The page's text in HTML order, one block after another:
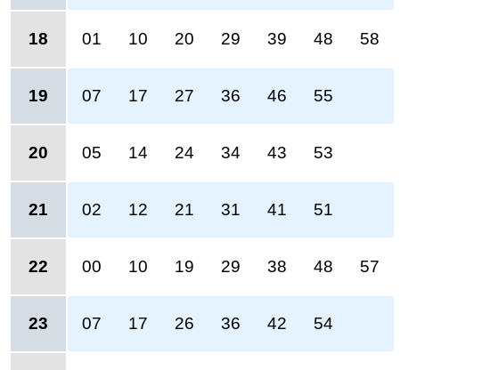
18 01 10 20 29 39 48 58
19 07 17 27 36 46 55
20 05 14 24 34 43 53
21 02 12 21 31 41 51
22 00 10 19 29 38 48 57
23 07 17 26 36 42 54